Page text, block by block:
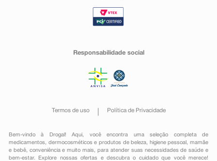
Responsabilidade social
Termos de uso Política de Privacidade
Bem-vindo à Drogal! Aqui, você encontra uma seleção completa de
medicamentos , dermocosméticos e produtos de beleza, higiene pessoal ,mamãe
e bebê, conveniênciae muito mais, para atender suas necessidades de saúde e
bem-estar. Explore nossas ofertas e descubra o cuidado que você merece!